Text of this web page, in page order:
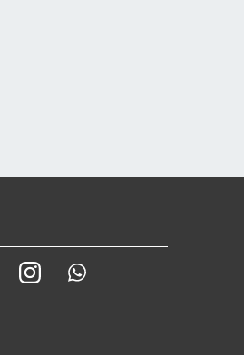
YoutubeInstagram